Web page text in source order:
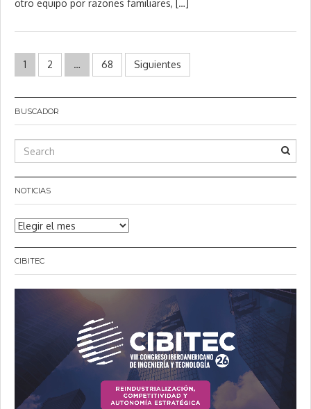
2
otro equipo por razones familiares, […]
Paginación
entradas
1 2 … 68 Siguientes
BUSCADOR
NOTICIAS
Noticias
CIBITEC